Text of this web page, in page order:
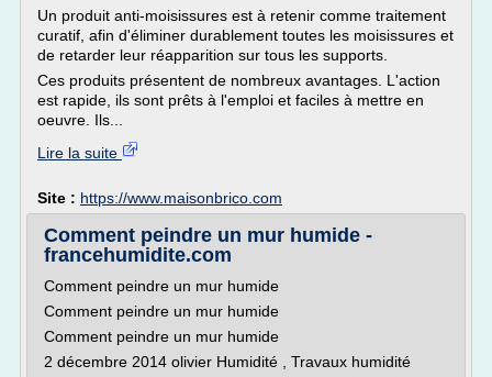
Un produit anti-moisissures est à retenir comme traitement
curatif, afin d'éliminer durablement toutes les moisissures et
de retarder leur réapparition sur tous les supports.
Ces produits présentent de nombreux avantages. L'action
est rapide, ils sont prêts à l'emploi et faciles à mettre en
oeuvre. Ils...
Lire la suite
Site : https://www.maisonbrico.com
Comment peindre un mur humide -
francehumidite.com
Comment peindre un mur humide
Comment peindre un mur humide
Comment peindre un mur humide
2 décembre 2014 olivier Humidité , Travaux humidité